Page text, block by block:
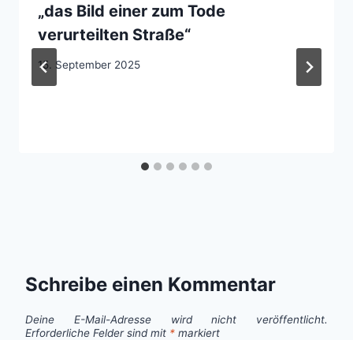
„das Bild einer zum Tode
verurteilten Straße“
15. September 2025
Schreibe einen Kommentar
Deine E-Mail-Adresse wird nicht veröffentlicht.
Erforderliche Felder sind mit * markiert